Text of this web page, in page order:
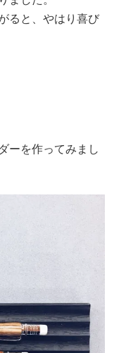
ると、やはり喜び
ーを作ってみまし